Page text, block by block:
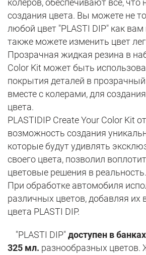
колеров, обеспечивают все, что
создания цвета. Вы можете не
любой цвет "PLASTI DIP" как
также можете изменить цвет
Прозрачная жидкая резина в
Color Kit может быть
покрытия деталей в прозрачный
вместе с колерами, для
цвета.
PLASTIDIP Create Your Color Kit
возможность создания
которые будут удивлять
своего цвета, позволил
цветовые решения в реальность.
При обработке автомобиля
различных цветов, добавляя их
цвета PLASTI DIP.
"PLASTI DIP"доступен в
325 мл. разнообразных цветов.